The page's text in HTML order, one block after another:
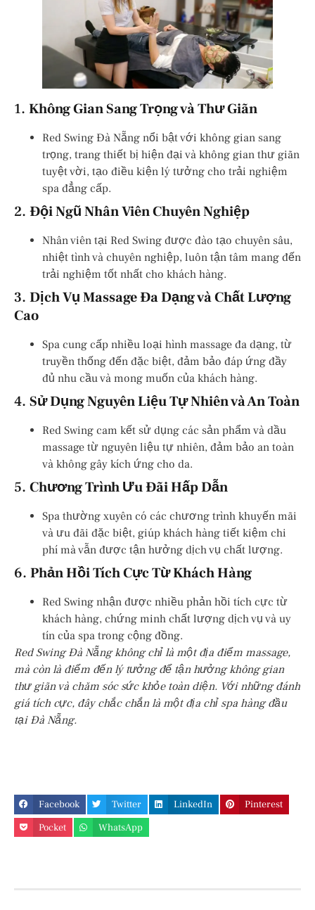
1. Không Gian Sang Trọng và Thư Giãn
Red Swing Đà Nẵng nổi bật với không gian sang
trọng, trang thiết bị hiện đại và không gian thư giãn
tuyệt vời, tạo điều kiện lý tưởng cho trải nghiệm
spa đẳng cấp.
2. Đội Ngũ Nhân Viên Chuyên Nghiệp
Nhân viên tại Red Swing được đào tạo chuyên sâu,
nhiệt tình và chuyên nghiệp, luôn tận tâm mang đến
trải nghiệm tốt nhất cho khách hàng.
3. Dịch Vụ Massage Đa Dạng và Chất Lượng
Cao
Spa cung cấp nhiều loại hình massage đa dạng, từ
truyền thống đến đặc biệt, đảm bảo đáp ứng đầy
đủ nhu cầu và mong muốn của khách hàng.
4. Sử Dụng Nguyên Liệu Tự Nhiên và An Toàn
Red Swing cam kết sử dụng các sản phẩm và dầu
massage từ nguyên liệu tự nhiên, đảm bảo an toàn
và không gây kích ứng cho da.
5. Chương Trình Ưu Đãi Hấp Dẫn
Spa thường xuyên có các chương trình khuyến mãi
và ưu đãi đặc biệt, giúp khách hàng tiết kiệm chi
phí mà vẫn được tận hưởng dịch vụ chất lượng.
6. Phản Hồi Tích Cực Từ Khách Hàng
Red Swing nhận được nhiều phản hồi tích cực từ
khách hàng, chứng minh chất lượng dịch vụ và uy
tín của spa trong cộng đồng.
Red Swing Đà Nẵng không chỉ là một địa điểm massage,
mà còn là điểm đến lý tưởng để tận hưởng không gian
thư giãn và chăm sóc sức khỏe toàn diện. Với những đánh
giá tích cực, đây chắc chắn là một địa chỉ spa hàng đầu
tại Đà Nẵng.
Facebook Twitter LinkedIn
Pinterest
Pocket
WhatsApp